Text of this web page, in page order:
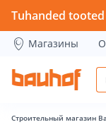
UKSELENG VAU
Tuhanded tooted
Магазины
Строительный магазин